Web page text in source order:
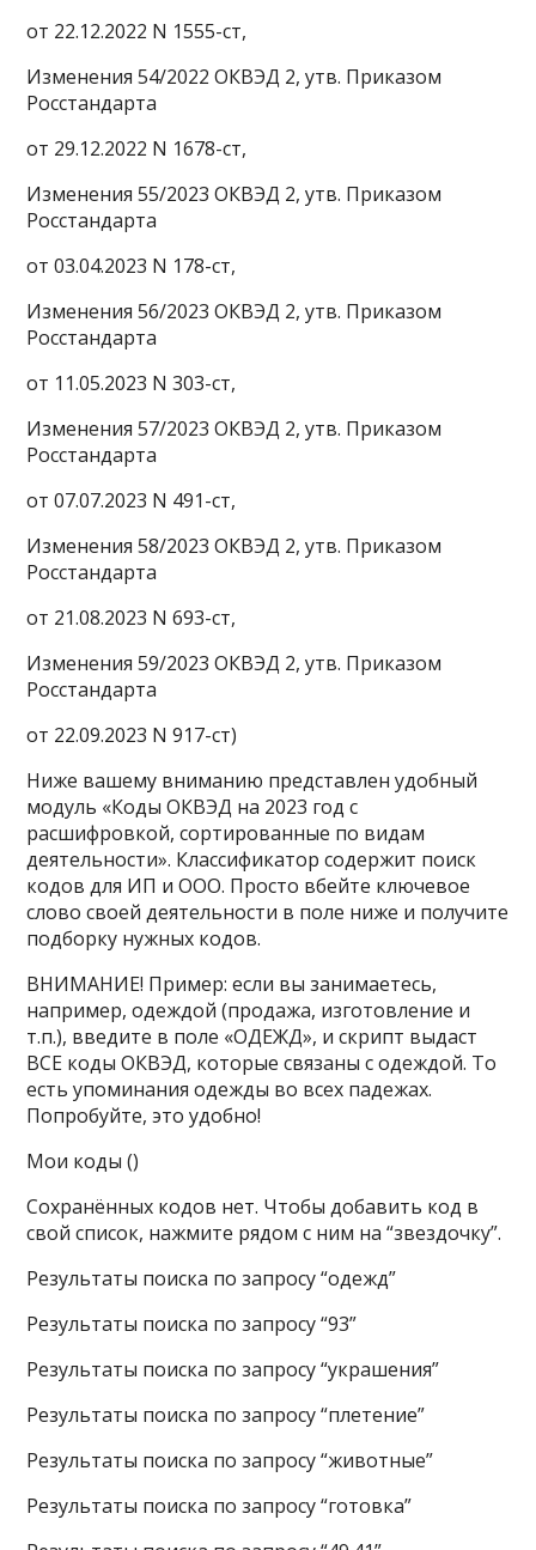
от 22.12.2022 N 1555-ст,
Изменения 54/2022 ОКВЭД 2, утв. Приказом
Росстандарта
от 29.12.2022 N 1678-ст,
Изменения 55/2023 ОКВЭД 2, утв. Приказом
Росстандарта
от 03.04.2023 N 178-ст,
Изменения 56/2023 ОКВЭД 2, утв. Приказом
Росстандарта
от 11.05.2023 N 303-ст,
Изменения 57/2023 ОКВЭД 2, утв. Приказом
Росстандарта
от 07.07.2023 N 491-ст,
Изменения 58/2023 ОКВЭД 2, утв. Приказом
Росстандарта
от 21.08.2023 N 693-ст,
Изменения 59/2023 ОКВЭД 2, утв. Приказом
Росстандарта
от 22.09.2023 N 917-ст)
Ниже вашему вниманию представлен удобный
модуль «Коды ОКВЭД на 2023 год с
расшифровкой, сортированные по видам
деятельности». Классификатор содержит поиск
кодов для ИП и ООО. Просто вбейте ключевое
слово своей деятельности в поле ниже и получите
подборку нужных кодов.
ВНИМАНИЕ! Пример: если вы занимаетесь,
например, одеждой (продажа, изготовление и
т.п.), введите в поле «ОДЕЖД», и скрипт выдаст
ВСЕ коды ОКВЭД, которые связаны с одеждой. То
есть упоминания одежды во всех падежах.
Попробуйте, это удобно!
Мои коды ()
Сохранённых кодов нет. Чтобы добавить код в
свой список, нажмите рядом с ним на “звездочку”.
Результаты поиска по запросу “одежд”
Результаты поиска по запросу “93”
Результаты поиска по запросу “украшения”
Результаты поиска по запросу “плетение”
Результаты поиска по запросу “животные”
Результаты поиска по запросу “готовка”